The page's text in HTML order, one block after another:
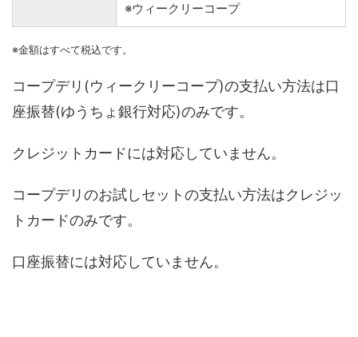
※ウィークリーコープ
※金額はすべて税込です。
コープデリ(ウィークリーコープ)の支払い方法は口
座振替(ゆうちょ銀行対応)のみです。
クレジットカードには対応していません。
コープデリのお試しセットの支払い方法はクレジッ
トカードのみです。
口座振替には対応していません。